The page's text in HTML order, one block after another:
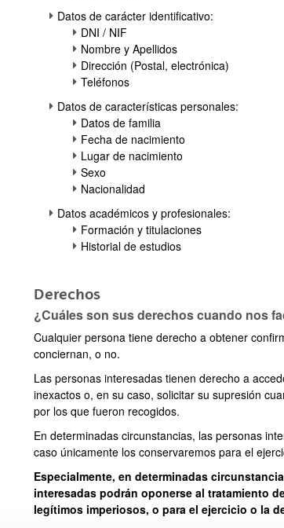
Datos de carácter identificativo:
DNI / NIF
Nombre y Apellidos
Dirección (Postal, electrónica)
Teléfonos
Datos de características personales:
Datos de familia
Fecha de nacimiento
Lugar de nacimiento
Sexo
Nacionalidad
Datos académicos y profesionales:
Formación y titulaciones
Historial de estudios
Derechos
¿Cuáles son sus derechos cuando nos
Cualquier persona tiene derecho a obtener
conciernan, o no.
Las personas interesadas tienen derecho a
inexactos o, en su caso, solicitar su supresión
por los que fueron recogidos.
En determinadas circunstancias, las personas
caso únicamente los conservaremos para el
Especialmente, en determinadas
interesadas podrán oponerse al tratamiento
legítimos imperiosos, o para el ejercicio o la